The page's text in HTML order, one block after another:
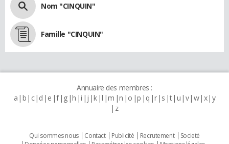
Nom "CINQUIN"
Famille "CINQUIN"
Annuaire des membres :
a b c d e f g h i j k l m n o p q r s t u v w x y
z
Qui sommes nous Contact Publicité Recrutement
Societé